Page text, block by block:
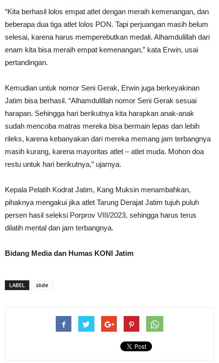
“Kita berhasil lolos empat atlet dengan meraih kemenangan, dan
beberapa dua tiga atlet lolos PON. Tapi perjuangan masih belum
selesai, karena harus memperebutkan medali. Alhamdulillah dari
enam kita bisa meraih empat kemenangan,” kata Erwin, usai
pertandingan.
Kemudian untuk nomor Seni Gerak, Erwin juga berkeyakinan
Jatim bisa berhasil. “Alhamdulillah nomor Seni Gerak sesuai
harapan. Sehingga hari berikutnya kita harapkan anak-anak
sudah mencoba matras mereka bisa bermain lepas dan lebih
rileks, karena kebanyakan dari mereka memang jam terbangnya
masih kurang, karena mayoritas atlet – atlet muda. Mohon doa
restu untuk hari berikutnya,” ujarnya.
Kepala Pelatih Kodrat Jatim, Kang Muksin menambahkan,
pihaknya mengakui jika atlet Tarung Derajat Jatim tujuh puluh
persen hasil seleksi Porprov VIII/2023, sehingga harus terus
dilatih mental dan jam terbangnya.
Bidang Media dan Humas KONI Jatim
LABEL slide